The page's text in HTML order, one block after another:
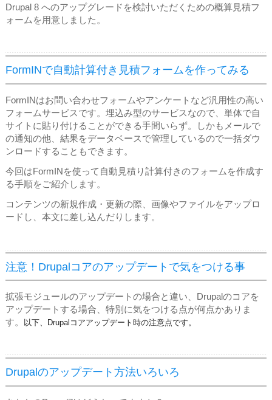
Drupal 8 へのアップグレードを検討いただくための概算見積フ
ォームを用意しました。
FormINで自動計算付き見積フォームを作ってみる
FormINはお問い合わせフォームやアンケートなど汎用性の高い
フォームサービスです。埋込み型のサービスなので、単体で自
サイトに貼り付けることができる手間いらず。しかもメールで
の通知の他、結果をデータベースで管理しているので一括ダウ
ンロードすることもできます。
今回はFormINを使って自動見積り計算付きのフォームを作成す
る手順をご紹介します。
コンテンツの新規作成・更新の際、画像やファイルをアップロ
ードし、本文に差し込んだりします。
注意！Drupalコアのアップデートで気をつける事
拡張モジュールのアップデートの場合と違い、Drupalのコアを
アップデートする場合、特別に気をつける点が何点かありま
す。
以下、Drupalコアアップデート時の注意点です。
Drupalのアップデート方法いろいろ